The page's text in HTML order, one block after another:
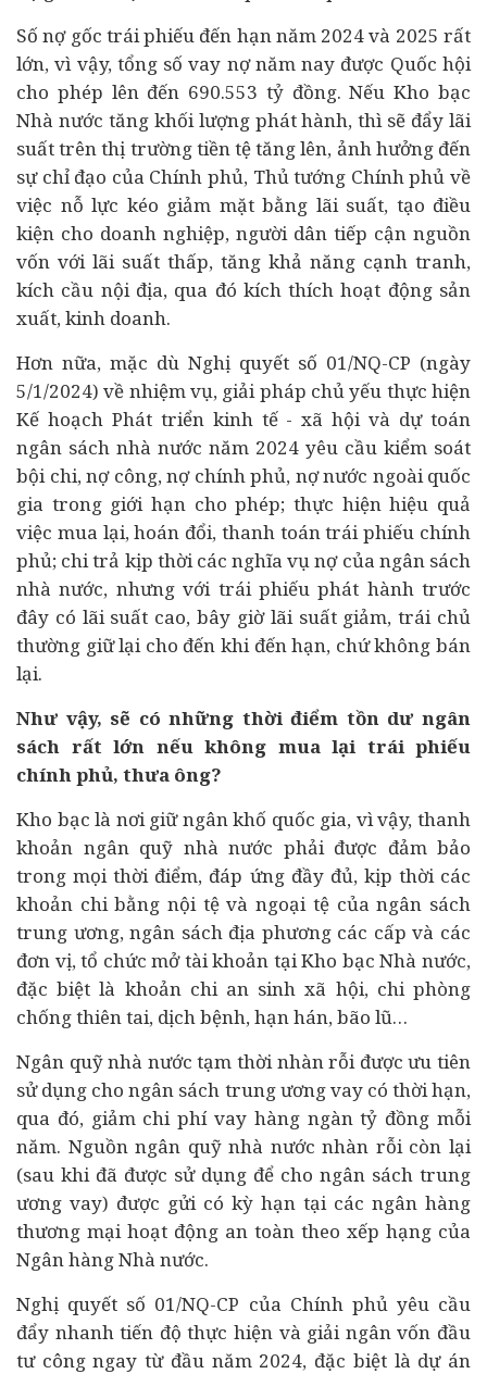
Số nợ gốc trái phiếu đến hạn năm 2024 và 2025 rất
lớn, vì vậy, tổng số vay nợ năm nay được Quốc hội
cho phép lên đến 690.553 tỷ đồng. Nếu Kho bạc
Nhà nước tăng khối lượng phát hành, thì sẽ đẩy lãi
suất trên thị trường tiền tệ tăng lên, ảnh hưởng đến
sự chỉ đạo của Chính phủ, Thủ tướng Chính phủ về
việc nỗ lực kéo giảm mặt bằng lãi suất, tạo điều
kiện cho doanh nghiệp, người dân tiếp cận nguồn
vốn với lãi suất thấp, tăng khả năng cạnh tranh,
kích cầu nội địa, qua đó kích thích hoạt động sản
xuất, kinh doanh.
Hơn nữa, mặc dù Nghị quyết số 01/NQ-CP (ngày
5/1/2024) về nhiệm vụ, giải pháp chủ yếu thực hiện
Kế hoạch Phát triển kinh tế- xã hội và dự toán
ngân sách nhà nước năm 2024 yêu cầu kiểm soát
bội chi, nợ công, nợ chính phủ, nợ nước ngoài quốc
gia trong giới hạn cho phép; thực hiện hiệu quả
việc mua lại, hoán đổi, thanh toán trái phiếu chính
phủ; chi trả kịp thời các nghĩa vụ nợ của ngân sách
nhà nước, nhưng với trái phiếu phát hành trước
đây có lãi suất cao, bây giờ lãi suất giảm, trái chủ
thường giữ lại cho đến khi đến hạn, chứ không bán
lại.
Như vậy, sẽ có những thời điểm tồn dư ngân
sách rất lớn nếu không mua lại trái phiếu
chính phủ, thưa ông?
Kho bạc là nơi giữ ngân khố quốc gia, vì vậy, thanh
khoản ngân quỹ nhà nước phải được đảm bảo
trong mọi thời điểm, đáp ứng đầy đủ, kịp thời các
khoản chi bằng nội tệ và ngoại tệ của ngân sách
trung ương, ngân sách địa phương các cấp và các
đơn vị, tổ chức mở tài khoản tại Kho bạc Nhà nước,
đặc biệt là khoản chi an sinh xã hội, chi phòng
chống thiên tai, dịch bệnh, hạn hán, bão lũ…
Ngân quỹ nhà nước tạm thời nhàn rỗi được ưu tiên
sử dụng cho ngân sách trung ương vay có thời hạn,
qua đó, giảm chi phí vay hàng ngàn tỷ đồng mỗi
năm. Nguồn ngân quỹ nhà nước nhàn rỗi còn lại
(sau khi đã được sử dụng để cho ngân sách trung
ương vay) được gửi có kỳ hạn tại các ngân hàng
thương mại hoạt động an toàn theo xếp hạng của
Ngân hàng Nhà nước.
Nghị quyết số 01/NQ-CP của Chính phủ yêu cầu
đẩy nhanh tiến độ thực hiện và giải ngân vốn đầu
tưcông ngay từ đầu năm 2024, đặc biệt là dự án